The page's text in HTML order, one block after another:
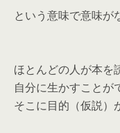
という意味で意味が
ほとんどの人が本を
自分に生かすことが
そこに目的（仮説）